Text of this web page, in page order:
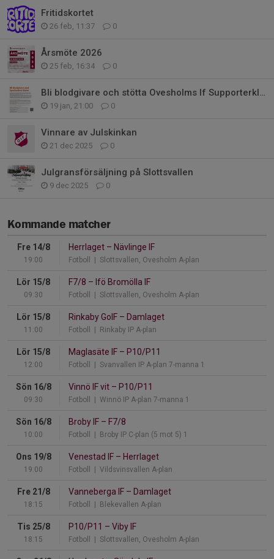
Fritidskortet
26 feb, 11:37 0
Årsmöte 2026
25 feb, 16:34 0
Bli blodgivare och stötta Ovesholms If Supporterklubb
19 jan, 21:00 0
Vinnare av Julskinkan
21 dec 2025 0
Julgransförsäljning på Slottsvallen
9 dec 2025 0
Kommande matcher
Fre 14/8
19:00
Herrlaget – Nävlinge IF
Fotboll | Slottsvallen, Ovesholm A-plan
Lör 15/8
09:30
F7/8 – Ifö Bromölla IF
Fotboll | Slottsvallen, Ovesholm A-plan
Lör 15/8
11:00
Rinkaby GoIF – Damlaget
Fotboll | Rinkaby IP A-plan
Lör 15/8
12:00
Maglasäte IF – P10/P11
Fotboll | Svanvallen IP A-plan 7-manna 1
Sön 16/8
09:30
Vinnö IF vit – P10/P11
Fotboll | Winnö IP A-plan 7-manna 1
Sön 16/8
10:00
Broby IF – F7/8
Fotboll | Broby IP C-plan (5 mot 5) 1
Ons 19/8
19:00
Venestad IF – Herrlaget
Fotboll | Vildsvinsvallen A-plan
Fre 21/8
18:15
Vanneberga IF – Damlaget
Fotboll | Blekevallen A-plan
Tis 25/8
18:15
P10/P11 – Viby IF
Fotboll | Slottsvallen, Ovesholm A-plan